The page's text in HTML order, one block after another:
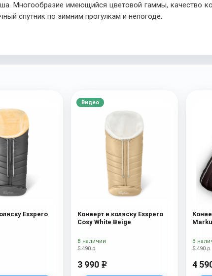
Многообразие имеющийся цветовой гаммы, качество
спутник по зимним прогулкам и непогоде.
Esspero
Видео
Конверт в коляску Esspero
Cosy White Beige
5 490 р
3 990 e
В наличии
5 490 р
4
В